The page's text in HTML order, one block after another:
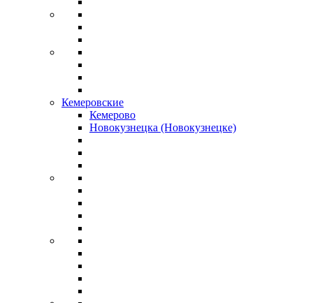
Кемеровские
Кемерово
Новокузнецка (Новокузнецке)